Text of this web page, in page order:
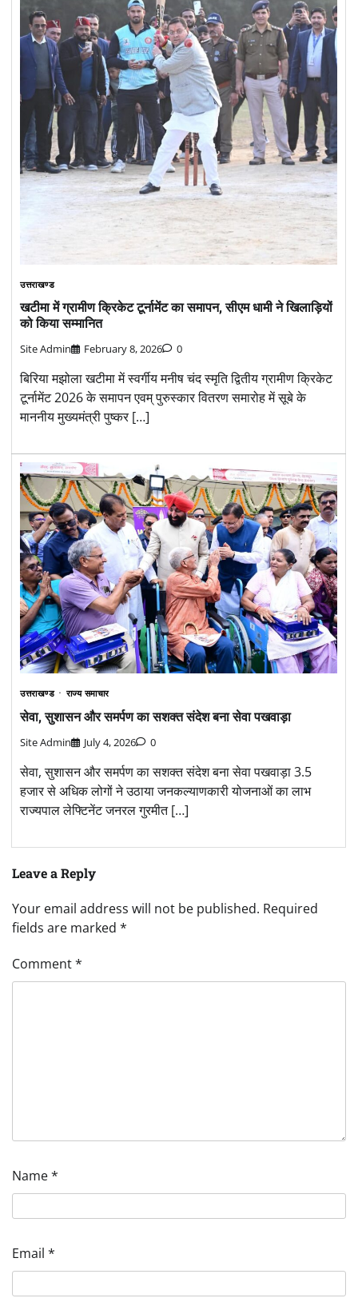
उत्तराखण्ड
खटीमा में ग्रामीण क्रिकेट टूर्नामेंट का समापन, सीएम धामी ने खिलाड़ियों
को किया सम्मानित
Site Admin February 8, 2026 0
बिरिया मझोला खटीमा में स्वर्गीय मनीष चंद स्मृति द्वितीय ग्रामीण क्रिकेट
टूर्नामेंट 2026 के समापन एवम् पुरुस्कार वितरण समारोह में सूबे के
माननीय मुख्यमंत्री पुष्कर […]
उत्तराखण्ड राज्य समाचार
सेवा, सुशासन और समर्पण का सशक्त संदेश बना सेवा पखवाड़ा
Site Admin July 4, 2026 0
सेवा, सुशासन और समर्पण का सशक्त संदेश बना सेवा पखवाड़ा 3.5
हजार से अधिक लोगों ने उठाया जनकल्याणकारी योजनाओं का लाभ
राज्यपाल लेफ्टिनेंट जनरल गुरमीत […]
Leave a Reply
Your email address will not be published. Required
fields are marked *
Comment*
Name*
Email *